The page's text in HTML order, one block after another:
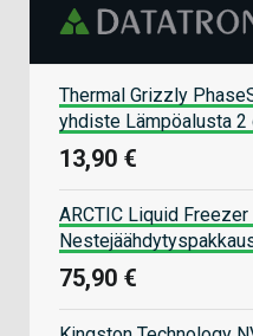
Thermal Grizzly
yhdiste Lämpöalusta 2
13,90 €
ARCTIC Liquid
75,90 €